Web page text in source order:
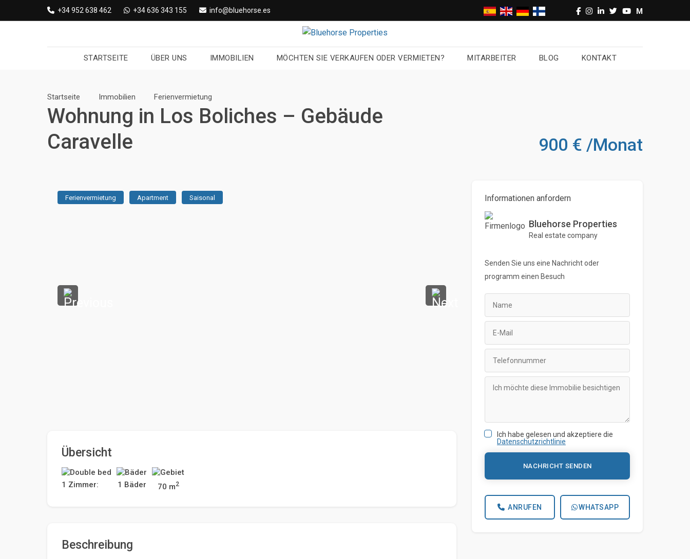
to
+34 952 638 462 +34 636 343 155 info@bluehorse.es M
STARTSEITE ÜBER UNS IMMOBILIEN MÖCHTEN SIE VERKAUFEN ODER VERMIETEN? MITARBEITER BLOG KONTAKT
Startseite Immobilien Ferienvermietung
Wohnung in Los Boliches – Gebäude
Caravelle
900 € /Monat
Ferienvermietung Apartment Saisonal
Übersicht
1 Zimmer: 1 Bäder 70 m2
Beschreibung
Informationen anfordern
Bluehorse Properties
Real estate company
Senden Sie uns eine Nachricht oder
programm einen Besuch
Ich habe gelesen und akzeptiere die
Datenschutzrichtlinie
NACHRICHT SENDEN
ANRUFEN WHATSAPP